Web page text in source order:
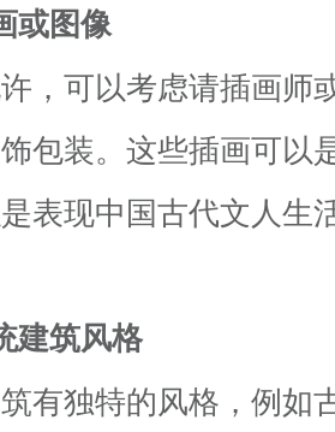
或图像
，可以考虑请插画师
包装。这些插画可以
表现中国古代文人生
建筑风格
有独特的风格，例如